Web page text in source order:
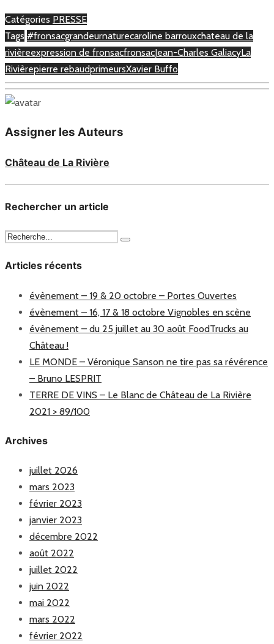
Catégories PRESSE
Tags #fronsacgrandeurnaturecaroline barrouxchateau de la
rivièreexpression de fronsacfronsacJean-Charles GaliacyLa
Rivièrepierre rebaudprimeursXavier Buffo
Assigner les Auteurs
Château de La Rivière
Rechercher un article
Articles récents
évènement – 19 & 20 octobre – Portes Ouvertes
évènement – 16, 17 & 18 octobre Vignobles en scène
évènement – du 25 juillet au 30 août FoodTrucks au
Château !
LE MONDE – Véronique Sanson ne tire pas sa révérence
– Bruno LESPRIT
TERRE DE VINS – Le Blanc de Château de La Rivière
2021 > 89/100
Archives
juillet 2026
mars 2023
février 2023
janvier 2023
décembre 2022
août 2022
juillet 2022
juin 2022
mai 2022
mars 2022
février 2022